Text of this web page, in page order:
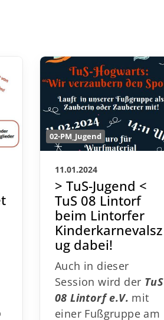
02-PM_Jugend
11.01.2024
> TuS-Jugend <
TuS 08 Lintorf
beim Lintorfer
Kinderkarnevalsz
ug dabei!
Auch in dieser
Session wird derTuS
08 Lintorf e.V. mit
einer Fußgruppe am